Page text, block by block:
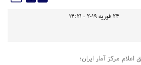
24 فوریه 2019 - 14:21
اعلام مرکز آمار ایران؛